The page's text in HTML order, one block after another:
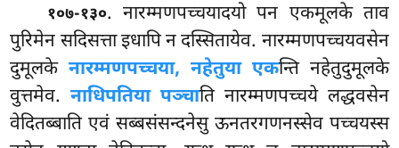
१०७-१३०. नारम्मणपच्चयादयो पन एकमूलके ताव
पुरिमेन सदिसत्ता इधापि न दस्सितायेव. नारम्मणपच्चयवसेन
दुमूलकेनारम्मणपच्चया, नहेतुया एकन्ति नहेतुदुमूलके
वुत्तमेव.नाधिपतिया पञ्चाति नारम्मणपच्चये लद्धवसेन
वेदितब्बाति एवं सब्बसंसन्दनेसु ऊनतरगणनस्सेव पच्चयस्स